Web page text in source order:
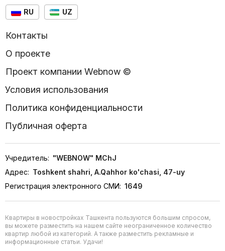
RU UZ
Контакты
О проекте
Проект компании Webnow ©
Условия использования
Политика конфиденциальности
Публичная оферта
Учредитель: "WEBNOW" MChJ
Адрес: Toshkent shahri, A.Qahhor ko'chasi, 47-uy
Регистрация электронного СМИ: 1649
Квартиры в новостройках Ташкента пользуются большим спросом,
вы можете разместить на нашем сайте неограниченное количество
квартир любой из категорий. А также разместить рекламные и
информационные статьи. Удачи!